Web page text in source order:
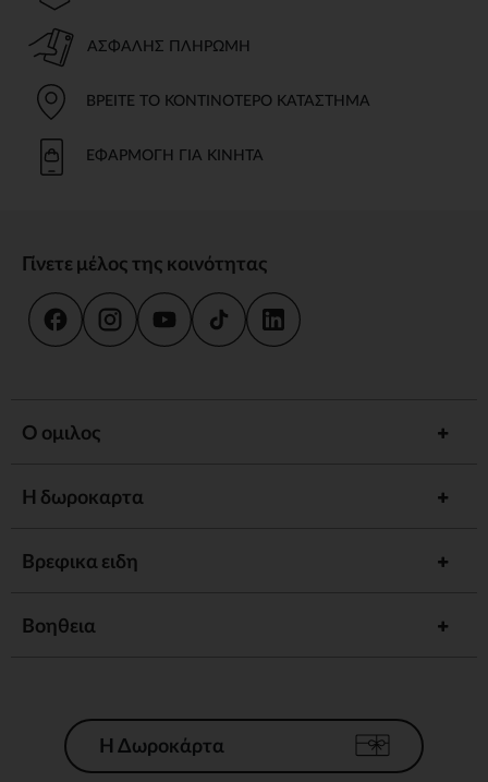
ΑΣΦΑΛΉΣ ΠΛΗΡΩΜΉ
ΒΡΕΊΤΕ ΤΟ ΚΟΝΤΙΝΌΤΕΡΟ ΚΑΤΆΣΤΗΜΑ
ΕΦΑΡΜΟΓΉ ΓΙΑ ΚΙΝΗΤΆ
Γίνετε μέλος της κοινότητας
Ο ομιλος
Η δωροκαρτα
Βρεφικα ειδη
Βοηθεια
Η Δωροκάρτα